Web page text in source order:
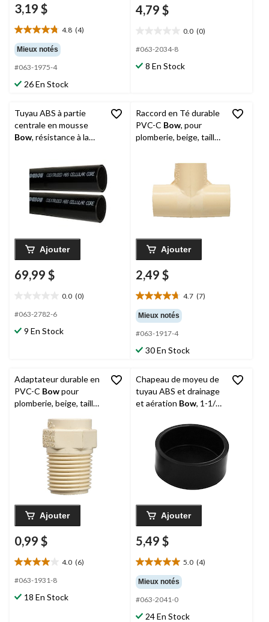
3,19 $
4.8 (4)
4.8
étoile(s)
sur
5.
4
Mieux notés
#063-1975-4
26 En Stock
4,79 $
0.0 (0)
étoile(s)
5.
#063-2034-8
8 En Stock
Tuyau ABS à partie
centrale en mousse
Bow, résistance à la
Ajouter
69,99 $
0.0 (0)
étoile(s)
5.
#063-2782-6
9 En Stock
Raccord en Té durable
PVC-C Bow, pour
plomberie, beige, tailles
Ajouter
2,49 $
4.7 (7)
4.7
étoile(s)
sur
5.
7
Mieux notés
#063-1917-4
30 En Stock
Adaptateur durable en
PVC-C Bowpour
plomberie, beige, tailles
Ajouter
0,99 $
4.0 (6)
4.0
étoile(s)
5.
#063-1931-8
18 En Stock
Chapeau de moyeu de
tuyau ABS et drainage
et aération Bow, 1-1/2
Ajouter
5,49 $
5.0 (4)
5.0
étoile(s)
sur
5.
4
Mieux notés
#063-2041-0
24 En Stock